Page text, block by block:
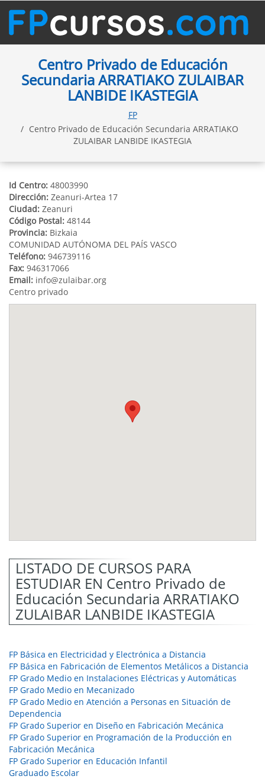
Centro Privado de Educación
Secundaria ARRATIAKO ZULAIBAR
LANBIDE IKASTEGIA
FP
Centro Privado de Educación Secundaria ARRATIAKO
ZULAIBAR LANBIDE IKASTEGIA
Id Centro: 48003990
Dirección: Zeanuri-Artea 17
Ciudad: Zeanuri
Código Postal: 48144
Provincia: Bizkaia
COMUNIDAD AUTÓNOMA DEL PAÍS VASCO
Teléfono: 946739116
Fax: 946317066
Email: info@zulaibar.org
Centro privado
LISTADO DE CURSOS PARA
ESTUDIAR EN Centro Privado de
Educación Secundaria ARRATIAKO
ZULAIBAR LANBIDE IKASTEGIA
FP Básica en Electricidad y Electrónica a Distancia
FP Básica en Fabricación de Elementos Metálicos a Distancia
FP Grado Medio en Instalaciones Eléctricas y Automáticas
FP Grado Medio en Mecanizado
FP Grado Medio en Atención a Personas en Situación de
Dependencia
FP Grado Superior en Diseño en Fabricación Mecánica
FP Grado Superior en Programación de la Producción en
Fabricación Mecánica
FP Grado Superior en Educación Infantil
Graduado Escolar